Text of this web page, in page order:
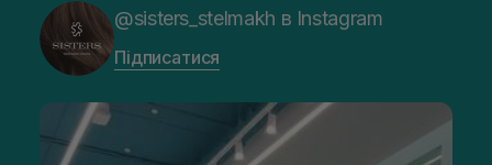
@sisters_stelmakh в Instagram
Підписатися